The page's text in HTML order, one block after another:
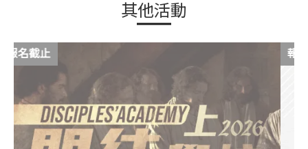
其他活動
報名截止